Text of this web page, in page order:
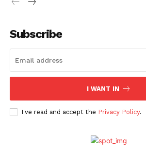
Subscribe
I WANT IN
I've read and accept the Privacy Policy.